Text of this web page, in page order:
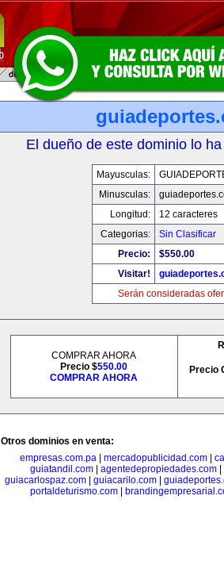
El dueño de este dominio lo
Mayusculas:
Minusculas:
Longitud:
12 caracteres
Categorias:
Sin Clasificar
Precio:
$550.00
Visitar!
Serán consideradas
COMPRAR AHORA
Precio $550.00
COMPRAR AHORA
Precio
Otros dominios en venta:
empresas.com.pa
mercadopublicidad.com
guiatandil.com| agentedepropiedades.com|
guiacarlospaz.com
guiacarilo.com
portaldeturismo.com